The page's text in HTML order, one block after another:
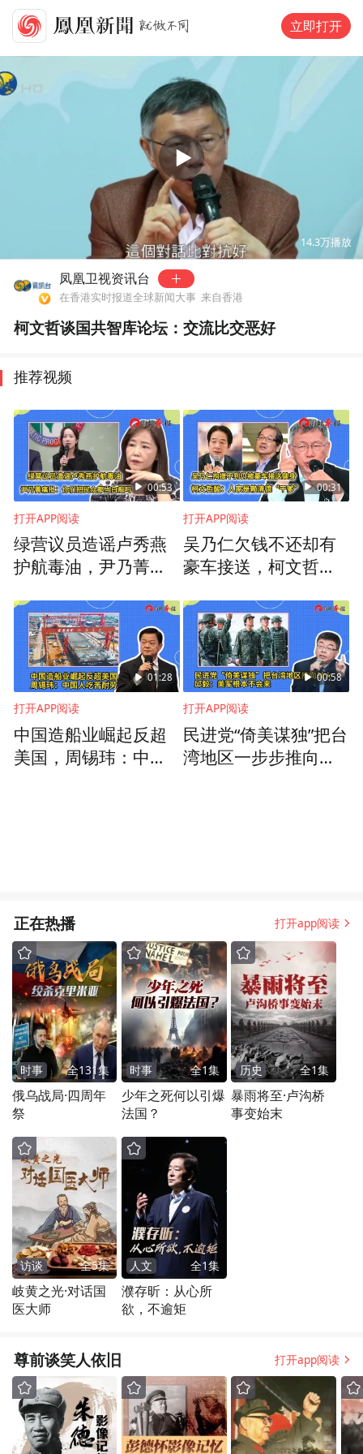
立即打开
01:34
14.3万播放
凤凰卫视资讯台
在香港实时报道全球新闻大事 来自香港
柯文哲谈国共智库论坛：交流比交恶好
推荐视频
00:53
打开APP阅读
绿营议员造谣卢秀燕
护航毒油，尹乃菁痛
白痴吗
00:31
打开APP阅读
吴乃仁欠钱不还却有
豪车接送，柯文哲
爹”
01:28
打开APP阅读
中国造船业崛起反超
美国，周锡玮：中国
00:58
打开APP阅读
民进党“倚美谋独”把台
湾地区一步步推向战
正在热播 打开app阅读
时事 全131集
俄乌战局·四周年
祭
时事 全1集
少年之死何以引爆
法国？
历史 全1集
暴雨将至·卢沟桥
事变始末
访谈 全5集
岐黄之光·对话国
医大师
人文 全1集
濮存昕：从心所
欲，不逾矩
尊前谈笑人依旧 打开app阅读